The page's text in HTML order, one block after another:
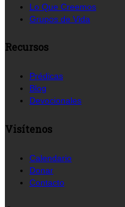
Lo Que Creemos
Grupos de Vida
Recursos
Prédicas
Blog
Devocionales
Visítenos
Calendario
Donar
Contacto